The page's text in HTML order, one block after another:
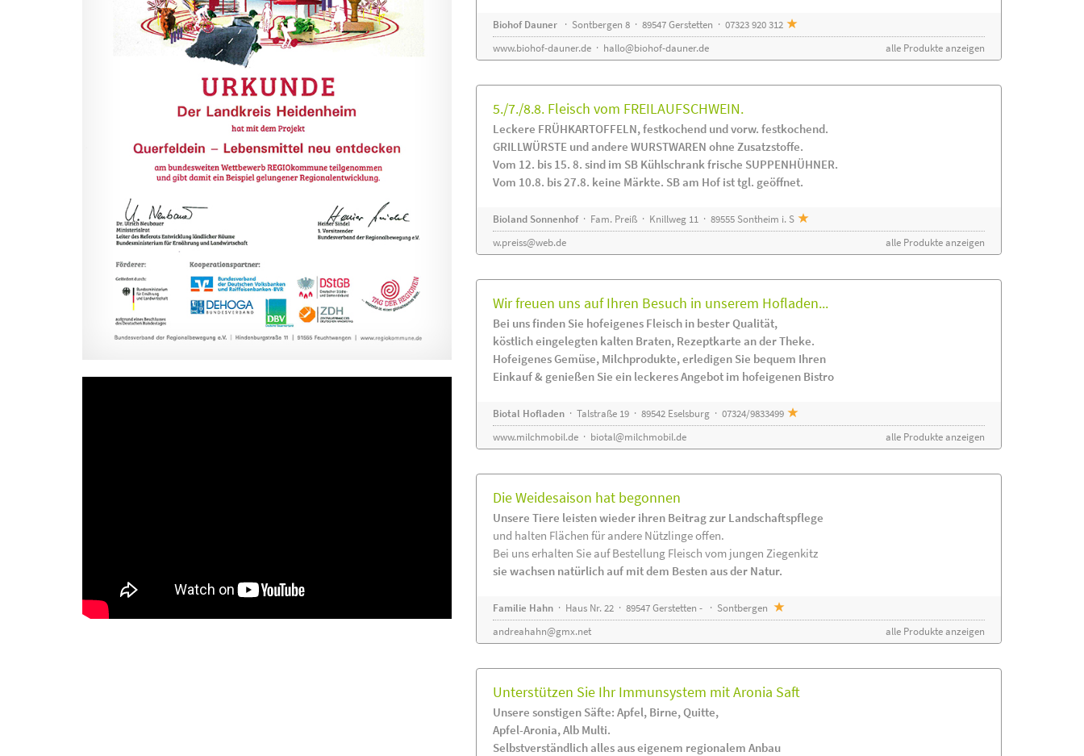
Biohof Dauner · Sontbergen 8 · 89547 Gerstetten · 07323 920 312
www.biohof-dauner.de· hallo@biohof-dauner.de alle Produkte anzeigen
5./7./8.8. Fleisch vom FREILAUFSCHWEIN.
Leckere FRÜHKARTOFFELN, festkochend und vorw. festkochend.
GRILLWÜRSTE und andere WURSTWAREN ohne Zusatzstoffe.
Vom 12. bis 15. 8. sind im SB Kühlschrank frische SUPPENHÜHNER.
Vom 10.8. bis 27.8. keine Märkte. SB am Hof ist tgl. geöffnet.
Bioland Sonnenhof· Fam. Preiß · Knillweg 11 · 89555 Sontheim i. S
w.preiss@web.de
alle Produkte anzeigen
Wir freuen uns auf Ihren Besuch in unserem Hofladen...
Bei uns finden Sie hofeigenes Fleisch in bester Qualität,
köstlich eingelegten kalten Braten, Rezeptkarte an der Theke.
Hofeigenes Gemüse, Milchprodukte, erledigen Sie bequem Ihren
Einkauf & genießen Sie ein leckeres Angebot im hofeigenen Bistro
Biotal Hofladen· Talstraße 19 · 89542 Eselsburg · 07324/9833499
www.milchmobil.de· biotal@milchmobil.de alle Produkte anzeigen
Die Weidesaison hat begonnen
Unsere Tiere leisten wieder ihren Beitrag zur Landschaftspflege
und halten Flächen für andere Nützlinge offen.
Bei uns erhalten Sie auf Bestellung Fleisch vom jungen Ziegenkitz
sie wachsen natürlich auf mit dem Besten aus der Natur.
Familie Hahn· Haus Nr. 22 · 89547 Gerstetten - · Sontbergen
andreahahn@gmx.net
alle Produkte anzeigen
Unterstützen Sie Ihr Immunsystem mit Aronia Saft
Unsere sonstigen Säfte: Apfel, Birne, Quitte,
Apfel-Aronia, Alb Multi.
Selbstverständlich alles aus eigenem regionalem Anbau